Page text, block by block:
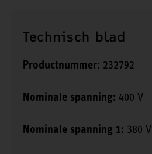
Technisch blad
Productnummer: 232792
Nominale spanning: 400 V
Nominale spanning 1: 380 V